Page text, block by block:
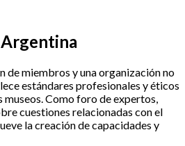
de miembros y una organización no
estándares profesionales y éticos
museos. Como foro de expertos,
cuestiones relacionadas con el
la creación de capacidades y